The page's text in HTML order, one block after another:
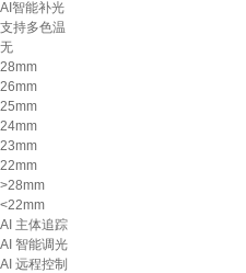
AI智能补光
支持多色温
无
28mm
26mm
25mm
24mm
23mm
22mm
>28mm
<22mm
AI 主体追踪
AI 智能调光
AI 远程控制